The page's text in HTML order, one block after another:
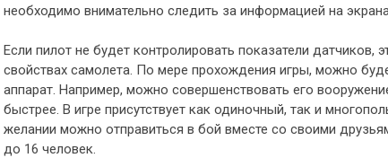
необходимо внимательно следить за информацией на
Если пилот не будет контролировать показатели датчиков,
свойствах самолета. По мере прохождения игры, можно
аппарат. Например, можно совершенствовать его
быстрее. В игре присутствует как одиночный, так и
желании можно отправиться в бой вместе со своими
до 16 человек.